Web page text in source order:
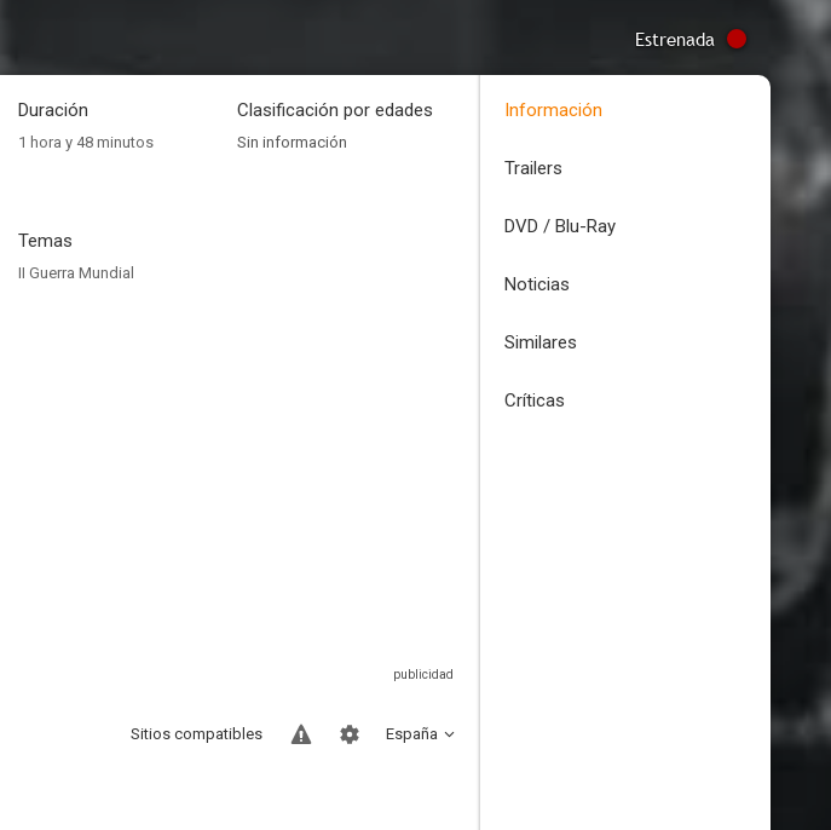
Estrenada
Duración
1 hora y 48 minutos
Clasificación por edades
Sin información
Temas
II Guerra Mundial
España
Sitios compatibles
Información
Trailers
DVD / Blu-Ray
Noticias
Similares
Críticas